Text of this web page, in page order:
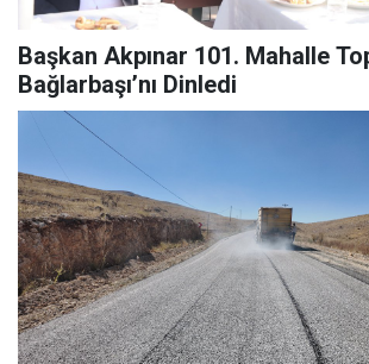
Başkan Akpınar 101. Mahalle
Bağlarbaşı’nı Dinledi